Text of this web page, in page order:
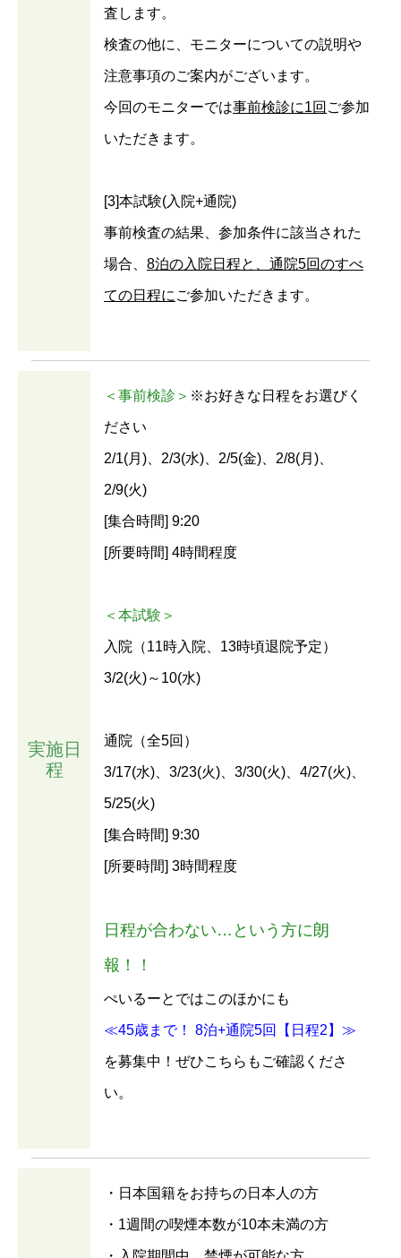
査します。
検査の他に、モニターについての説明や
注意事項のご案内がございます。
今回のモニターでは事前検診に1回 ご参加
いただきます。
[3]本試験(入院+通院)
事前検査の結果、参加条件に該当された
場合、 8泊の入院日程と、通院5回のすべ
ての日程に ご参加いただきます。
実施日
程
＜事前検診＞ ※お好きな日程をお選びく
ださい
2/1(月)、2/3(水)、2/5(金)、2/8(月)、
2/9(火)
[集合時間] 9:20
[所要時間] 4時間程度
＜本試験＞
入院（11時入院、13時頃退院予定）
3/2(火)～10(水)
通院（全5回）
3/17(水)、3/23(火)、3/30(火)、4/27(火)、
5/25(火)
[集合時間] 9:30
[所要時間] 3時間程度
日程が合わない…という方に朗
報！！
ぺいるーとではこのほかにも
≪45歳まで！ 8泊+通院5回【日程2】≫
を募集中！ぜひこちらもご確認くださ
い。
・日本国籍をお持ちの日本人の方
・1週間の喫煙本数が10本未満の方